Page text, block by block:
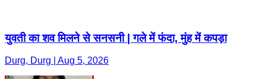
युवती का शव मिलने से सनसनी | गले में फंदा, मुंह में कपड़ा
Durg, Durg | Aug 5, 2026